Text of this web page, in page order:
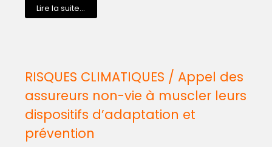
Lire la suite...
RISQUES CLIMATIQUES / Appel des
assureurs non-vie à muscler leurs
dispositifs d’adaptation et
prévention